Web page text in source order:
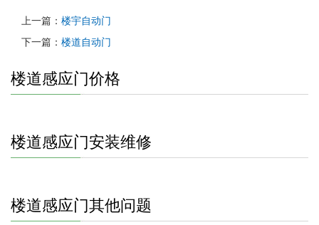
上一篇： 楼宇自动门
下一篇： 楼道自动门
楼道感应门价格
楼道感应门安装维修
楼道感应门其他问题